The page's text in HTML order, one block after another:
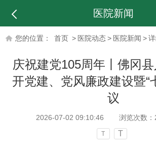
医院新闻
您的位置： 首页 > 医院动态> 医院新闻 >
庆祝建党105周年丨佛冈
开党建、党风廉政建设暨“
议
2026-07-02 09:10:46 浏览次数：
T T